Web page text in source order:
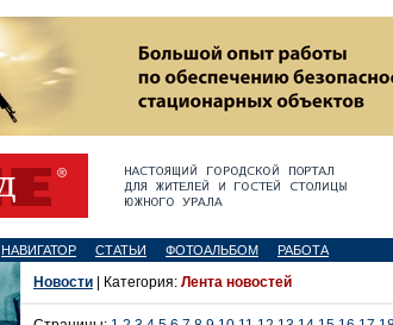
НАВИГАТОР СТАТЬИ ФОТОАЛЬБОМ РАБОТА
Новости | Категория: Лента новостей